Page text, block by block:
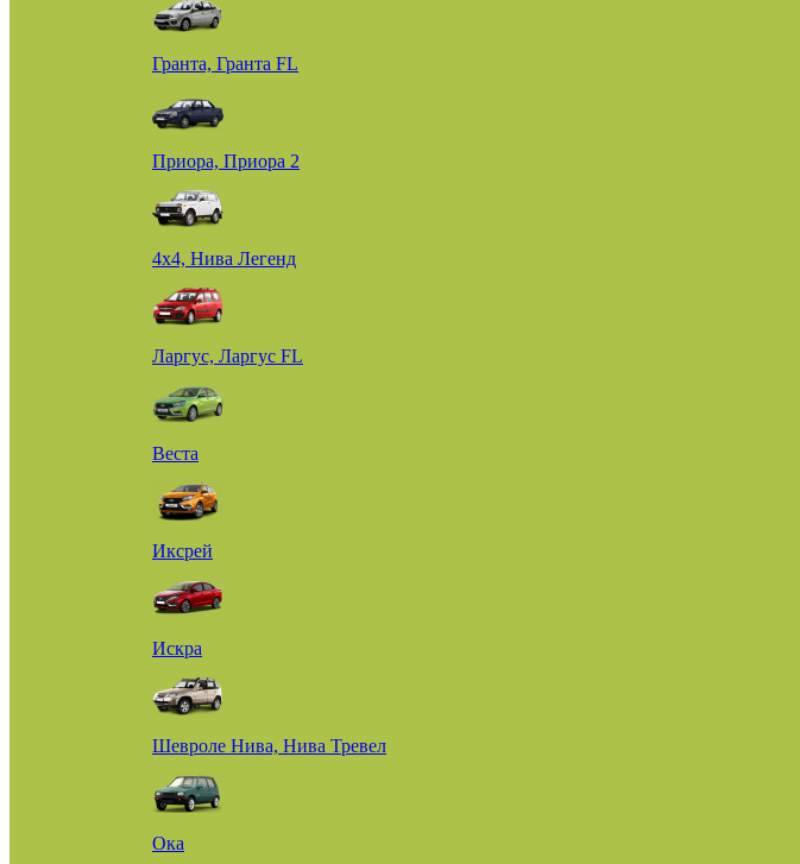
Гранта, Гранта FL
Приора, Приора 2
4х4, Нива Легенд
Ларгус, Ларгус FL
Веста
Иксрей
Искра
Шевроле Нива, Нива Тревел
Ока